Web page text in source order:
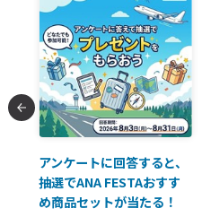
アンケートに回答すると、
抽選でANA FESTAおすす
め商品セットが当たる！